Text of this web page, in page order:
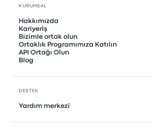
KURUMSAL
Hakkımızda
Kariyerİş
Bizimle ortak olun
Ortaklık Programımıza Katılın
API Ortağı Olun
Blog
DESTEK
Yardım merkezi